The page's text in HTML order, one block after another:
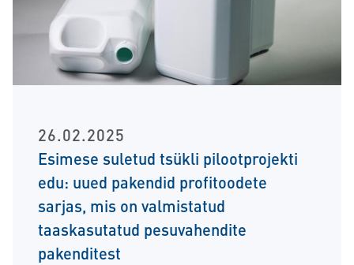
26.02.2025
Esimese suletud tsükli pilootprojekti
edu: uued pakendid profitoodete
sarjas, mis on valmistatud
taaskasutatud pesuvahendite
pakenditest